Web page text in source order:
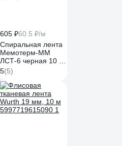
605 ₽60.5 ₽/м
Спиральная лента
Мемотерм-ММ
ЛСТ-6 черная 10 м
Р_ЛСТ-6 чер (10м)
5(5)